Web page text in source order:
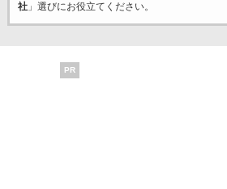
社」選びにお役立てください。
PR